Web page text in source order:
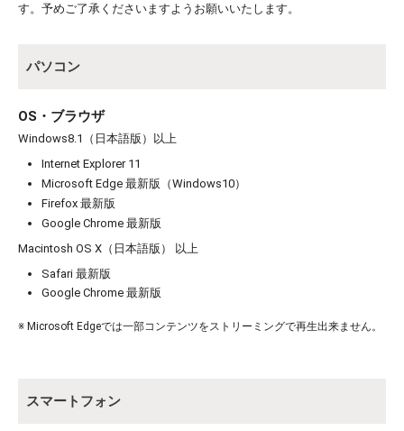
お買い物を続ける
す。予めご了承くださいますようお願いいたします。
パソコン
OS・ブラウザ
Windows8.1（日本語版）以上
Internet Explorer 11
Microsoft Edge 最新版（Windows10）
Firefox 最新版
Google Chrome 最新版
Macintosh OS X（日本語版） 以上
Safari 最新版
Google Chrome 最新版
※ Microsoft Edgeでは一部コンテンツをストリーミングで再生出来ません。
スマートフォン